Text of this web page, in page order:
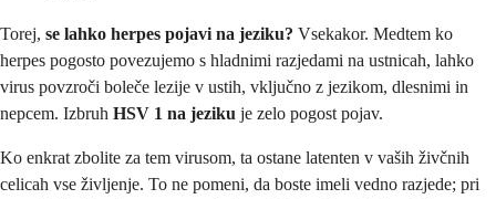
Torej, se lahko herpes pojavi na jeziku? Vsekakor. Medtem ko
herpes pogosto povezujemo s hladnimi razjedami na ustnicah, lahko
virus povzroči boleče lezije v ustih, vključno z jezikom, dlesnimi in
nepcem. Izbruh HSV 1 na jeziku je zelo pogost pojav.
Ko enkrat zbolite za tem virusom, ta ostane latenten v vaših živčnih
celicah vse življenje. To ne pomeni, da boste imeli vedno razjede; pri